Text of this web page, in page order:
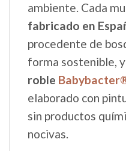
ambiente. Cada
fabricado en
procedente de
forma sostenible,
roble
elaborado con
sin productos
nocivas.